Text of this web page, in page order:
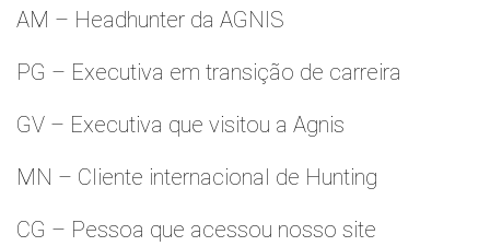
AM – Headhunter da AGNIS
PG – Executiva em transição de carreira
GV – Executiva que visitou a Agnis
MN – Cliente internacional de Hunting
CG – Pessoa que acessou nosso site